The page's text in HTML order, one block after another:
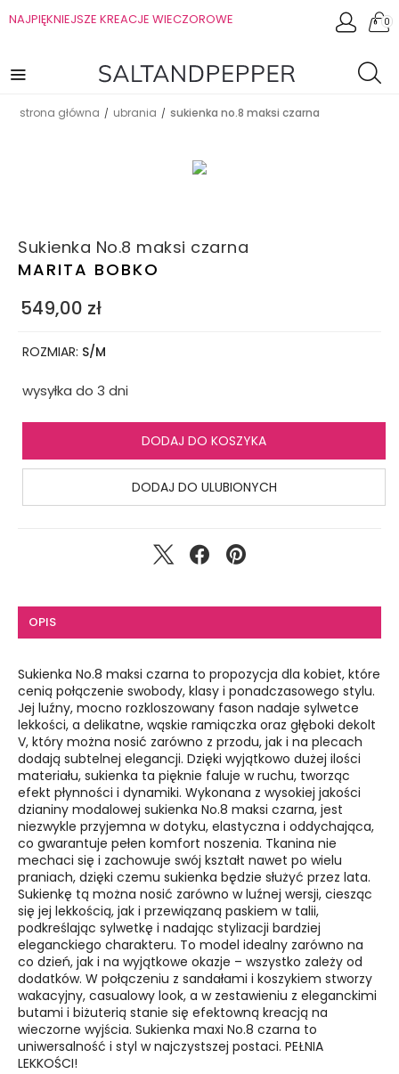
NAJPIĘKNIEJSZE KREACJE WIECZOROWE 0
strona główna / ubrania / sukienka no.8 maksi czarna
Sukienka No.8 maksi czarna
MARITA BOBKO
549,00 zł
ROZMIAR: S/M
wysyłka do 3 dni
DODAJ DO KOSZYKA
DODAJ DO ULUBIONYCH
OPIS
Sukienka No.8 maksi czarna to propozycja dla kobiet, które
cenią połączenie swobody, klasy i ponadczasowego stylu.
Jej luźny, mocno rozkloszowany fason nadaje sylwetce
lekkości, a delikatne, wąskie ramiączka oraz głęboki dekolt
V, który można nosić zarówno z przodu, jak i na plecach
dodają subtelnej elegancji. Dzięki wyjątkowo dużej ilości
materiału, sukienka ta pięknie faluje w ruchu, tworząc
efekt płynności i dynamiki. Wykonana z wysokiej jakości
dzianiny modalowej sukienka No.8 maksi czarna, jest
niezwykle przyjemna w dotyku, elastyczna i oddychająca,
co gwarantuje pełen komfort noszenia. Tkanina nie
mechaci się i zachowuje swój kształt nawet po wielu
praniach, dzięki czemu sukienka będzie służyć przez lata.
Sukienkę tą można nosić zarówno w luźnej wersji, ciesząc
się jej lekkością, jak i przewiązaną paskiem w talii,
podkreślając sylwetkę i nadając stylizacji bardziej
eleganckiego charakteru. To model idealny zarówno na
co dzień, jak i na wyjątkowe okazje – wszystko zależy od
dodatków. W połączeniu z sandałami i koszykiem stworzy
wakacyjny, casualowy look, a w zestawieniu z eleganckimi
butami i biżuterią stanie się efektowną kreacją na
wieczorne wyjścia. Sukienka maxi No.8 czarna to
uniwersalność i styl w najczystszej postaci. PEŁNIA
LEKKOŚCI!